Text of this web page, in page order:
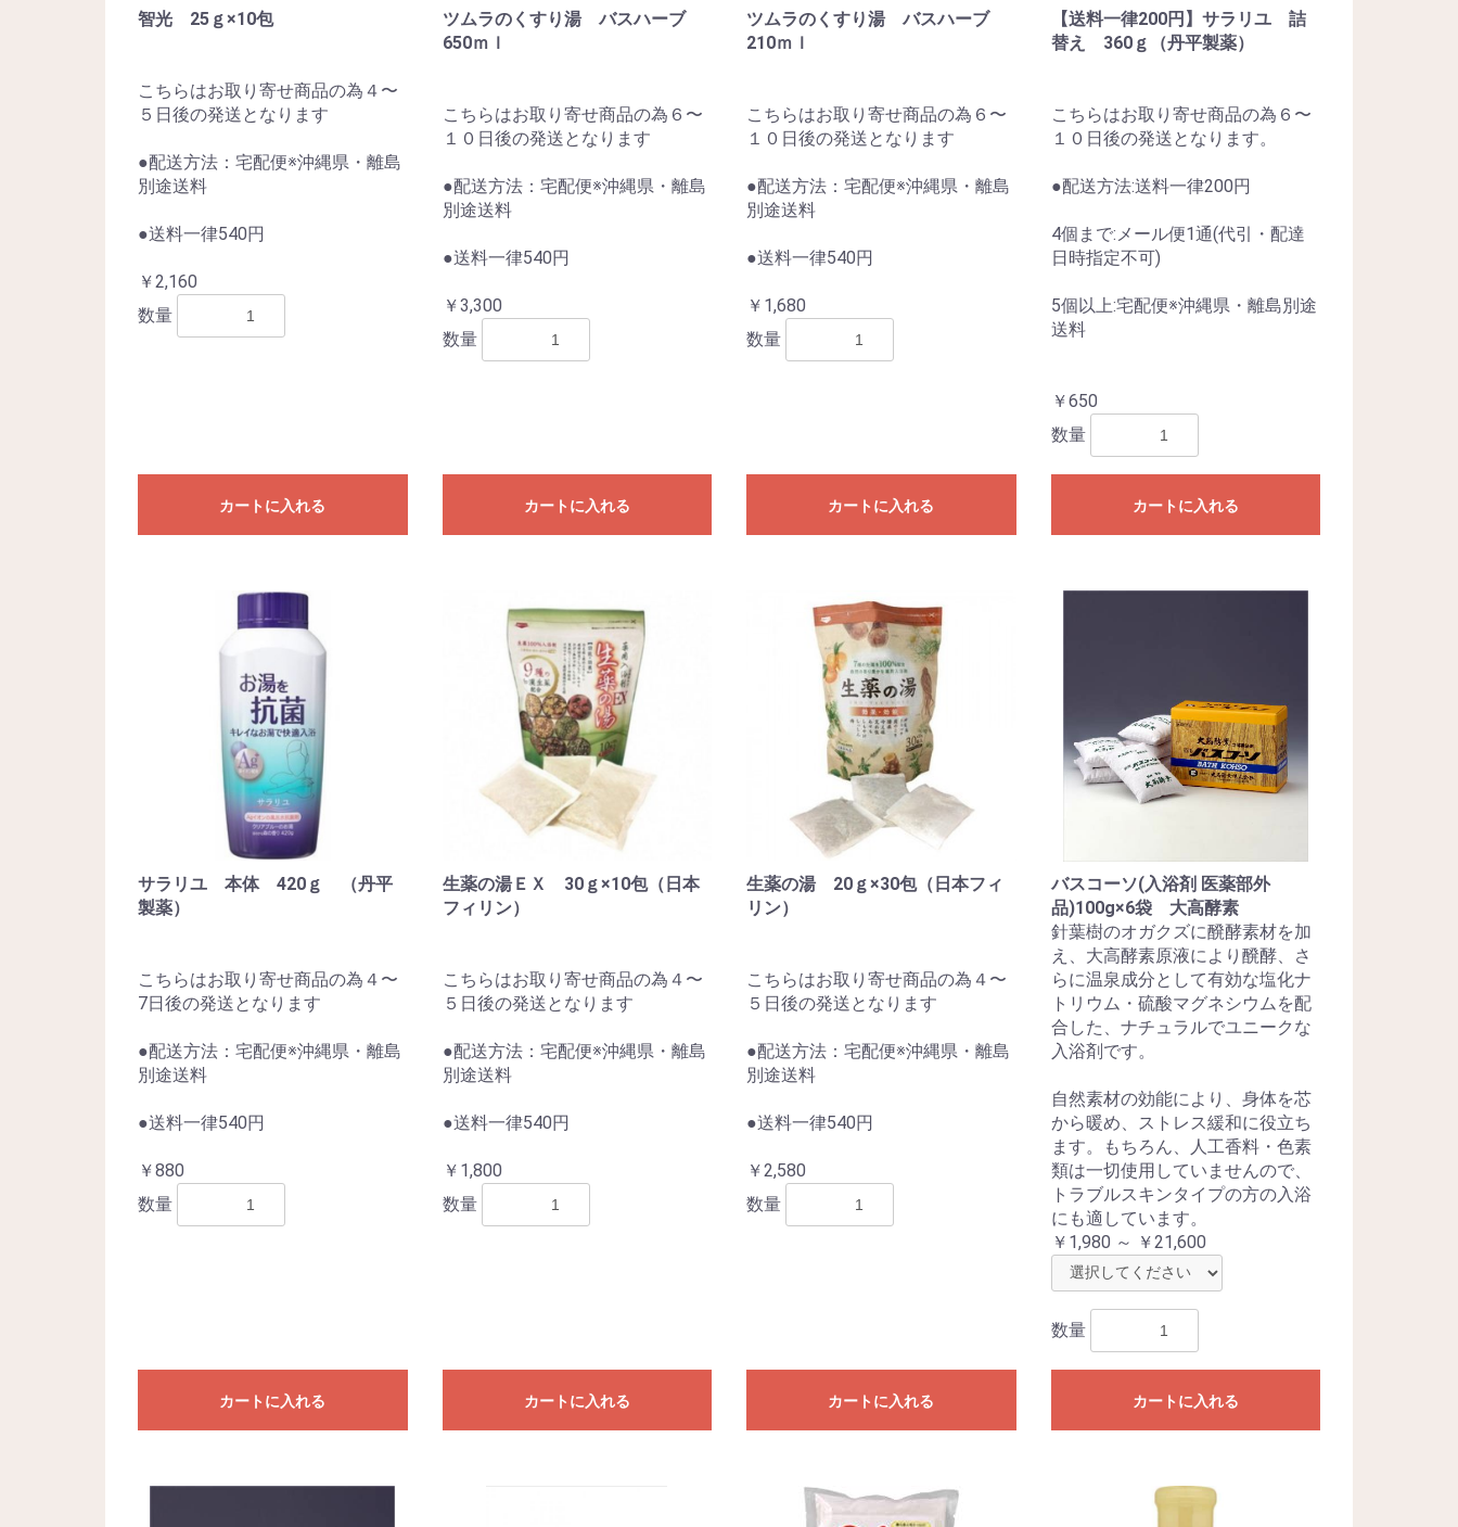
智光 25ｇ×10包
こちらはお取り寄せ商品の為４〜
５日後の発送となります
●配送方法：宅配便※沖縄県・離島
別途送料
●送料一律540円
￥2,160
数量
カートに入れる
ツムラのくすり湯 バスハーブ
650ｍｌ
こちらはお取り寄せ商品の為６〜
１０日後の発送となります
●配送方法：宅配便※沖縄県・離島
別途送料
●送料一律540円
￥3,300
数量
カートに入れる
ツムラのくすり湯 バスハーブ
210ｍｌ
こちらはお取り寄せ商品の為６〜
１０日後の発送となります
●配送方法：宅配便※沖縄県・離島
別途送料
●送料一律540円
￥1,680
数量
カートに入れる
【送料一律200円】サラリユ 詰
替え 360ｇ（丹平製薬）
こちらはお取り寄せ商品の為６〜
１０日後の発送となります。
●配送方法:送料一律200円
4個まで:メール便1通(代引・配達
日時指定不可)
5個以上:宅配便※沖縄県・離島別途
送料
￥650
数量
カートに入れる
サラリユ 本体 420ｇ （丹平
製薬）
こちらはお取り寄せ商品の為４〜
7日後の発送となります
●配送方法：宅配便※沖縄県・離島
別途送料
●送料一律540円
￥880
数量
カートに入れる
生薬の湯ＥＸ 30ｇ×10包（日本
フィリン）
こちらはお取り寄せ商品の為４〜
５日後の発送となります
●配送方法：宅配便※沖縄県・離島
別途送料
●送料一律540円
￥1,800
数量
カートに入れる
生薬の湯 20ｇ×30包（日本フィ
リン）
こちらはお取り寄せ商品の為４〜
５日後の発送となります
●配送方法：宅配便※沖縄県・離島
別途送料
●送料一律540円
￥2,580
数量
カートに入れる
バスコーソ(入浴剤 医薬部外
品)100g×6袋 大高酵素
針葉樹のオガクズに醗酵素材を加
え、大高酵素原液により醗酵、さ
らに温泉成分として有効な塩化ナ
トリウム・硫酸マグネシウムを配
合した、ナチュラルでユニークな
入浴剤です。
自然素材の効能により、身体を芯
から暖め、ストレス緩和に役立ち
ます。もちろん、人工香料・色素
類は一切使用していませんので、
トラブルスキンタイプの方の入浴
にも適しています。
￥1,980 ～ ￥21,600
数量
カートに入れる